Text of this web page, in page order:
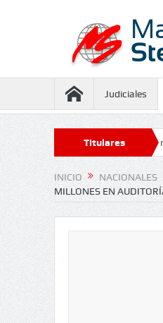
Judiciales
Titulares
contra Juliana
INICIO NACIONALES
MILLONES EN